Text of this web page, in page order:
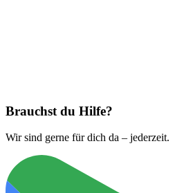
Brauchst du Hilfe?
Wir sind gerne für dich da – jederzeit.